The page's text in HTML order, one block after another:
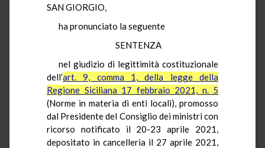
SAN GIORGIO,
ha pronunciato la seguente
SENTENZA
nel giudizio di legittimità costituzionale
dell’art. 9, comma 1, della legge della
Regione Siciliana 17 febbraio 2021, n. 5
(Norme in materia di enti locali), promosso
dal Presidente del Consiglio dei ministri con
ricorso notificato il 20-23 aprile 2021,
depositato in cancelleria il 27 aprile 2021,